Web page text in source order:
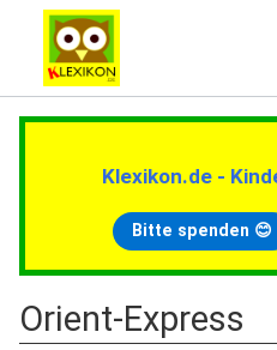
Klexikon.de -
Bitte spenden 😊
Orient-Express